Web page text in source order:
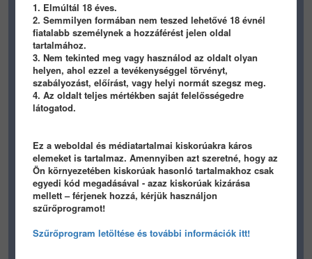
345 0 0
panamera
298 0 0
1 éve
1000 7 0
panamera
597 3 0
panamera
1. Elmúltál 18 éves.
2. Semmilyen formában nem teszed lehetővé 18 évnél
fiatalabb személynek a hozzáférést jelen oldal
tartalmához.
3. Nem tekinted meg vagy használod az oldalt olyan
helyen, ahol ezzel a tevékenységgel törvényt,
szabályozást, előírást, vagy helyi normát szegsz meg.
4. Az oldalt teljes mértékben saját felelősségedre
látogatod.
Ez a weboldal és médiatartalmai kiskorúakra káros
elemeket is tartalmaz. Amennyiben azt szeretné, hogy az
Ön környezetében kiskorúak hasonló tartalmakhoz csak
egyedi kód megadásával - azaz kiskorúak kizárása
mellett – férjenek hozzá, kérjük használjon
szűrőprogramot!
Szűrőprogram letöltése és további információk itt!